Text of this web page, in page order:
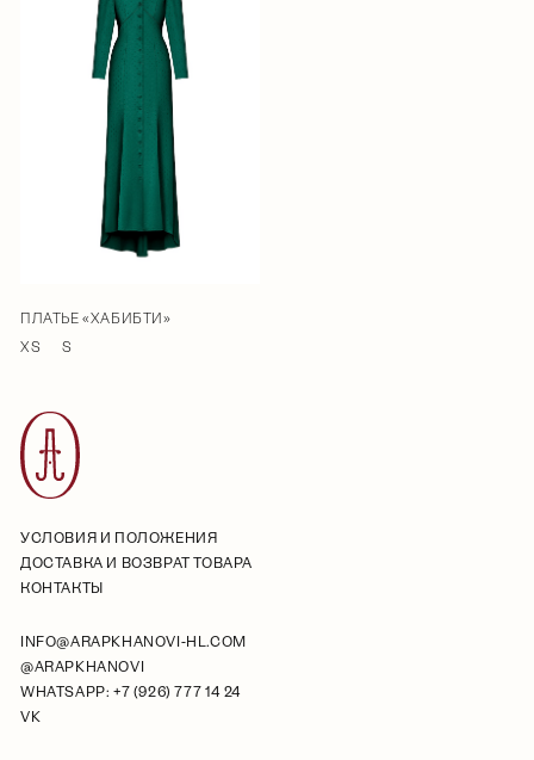
ПЛАТЬЕ «ХАБИБТИ»
XS
S
УСЛОВИЯ И ПОЛОЖЕНИЯ
ДОСТАВКА И ВОЗВРАТ ТОВАРА
КОНТАКТЫ
INFO@ARAPKHANOVI-HL.COM
@ARAPKHANOVI
WHATSAPP: +7 (926) 777 14 24
VK